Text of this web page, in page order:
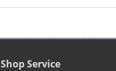
Shop Service